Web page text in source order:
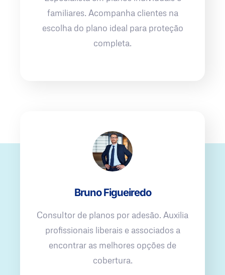
familiares. Acompanha clientes na
escolha do plano ideal para proteção
completa.
Bruno Figueiredo
Consultor de planos por adesão. Auxilia
profissionais liberais e associados a
encontrar as melhores opções de
cobertura.